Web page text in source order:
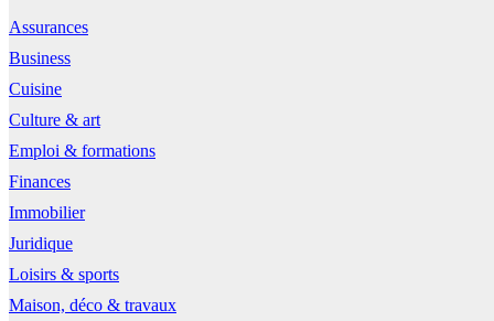
Assurances
Business
Cuisine
Culture & art
Emploi & formations
Finances
Immobilier
Juridique
Loisirs & sports
Maison, déco & travaux